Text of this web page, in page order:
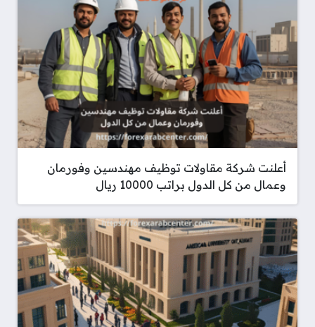
أعلنت شركة مقاولات توظيف مهندسين وفورمان
وعمال من كل الدول براتب 10000 ريال